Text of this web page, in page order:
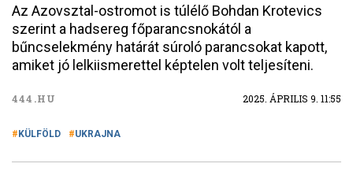
Az Azovsztal-ostromot is túlélő Bohdan Krotevics
szerint a hadsereg főparancsnokától a
bűncselekmény határát súroló parancsokat kapott,
amiket jó lelkiismerettel képtelen volt teljesíteni.
444.HU 2025. ÁPRILIS 9. 11:55
KÜLFÖLD UKRAJNA